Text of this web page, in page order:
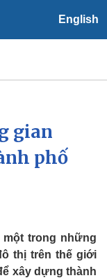
English
tiết
gian
phố
một trong những
thị trên thế giới
xây dựng thành